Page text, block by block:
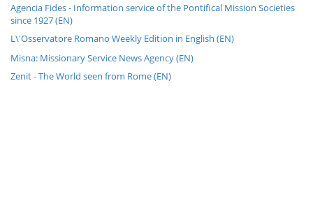
Agencia Fides - Information service of the Pontifical Mission Societies
since 1927 (EN)
L\'Osservatore Romano Weekly Edition in English (EN)
Misna: Missionary Service News Agency (EN)
Zenit - The World seen from Rome (EN)